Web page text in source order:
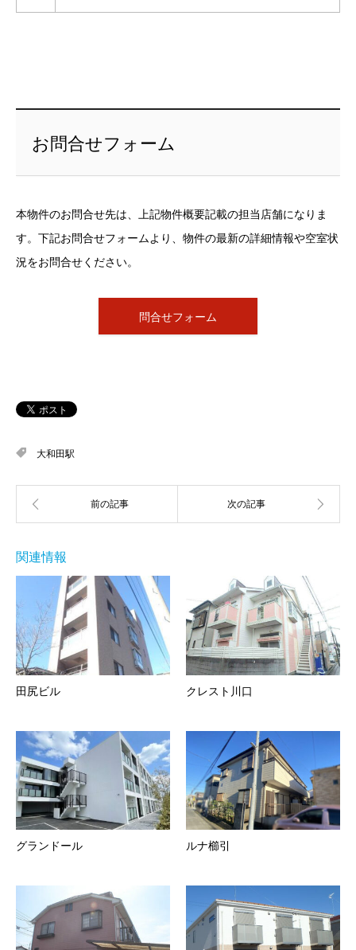
お問合せフォーム
本物件のお問合せ先は、上記物件概要記載の担当店舗になりま
す。下記お問合せフォームより、物件の最新の詳細情報や空室状
況をお問合せください。
問合せフォーム
大和田駅
関連情報
田尻ビル クレスト川口
グランドール ルナ櫛引